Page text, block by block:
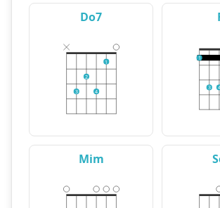
Do7
3
2
4
1
1
3 4
Mim